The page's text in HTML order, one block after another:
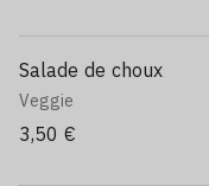
Salade de choux
Veggie
3,50 €